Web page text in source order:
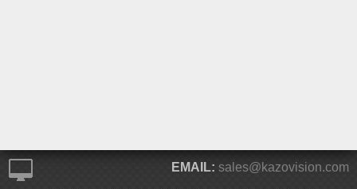
EMAIL: sales@kazovision.com